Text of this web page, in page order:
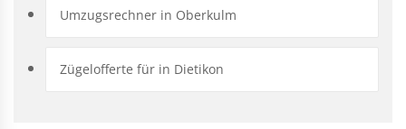
Umzugsrechner in Oberkulm
Zügelofferte für in Dietikon